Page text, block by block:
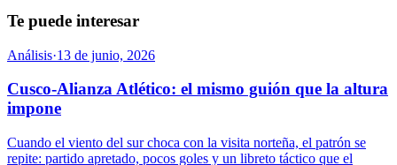
Te puede interesar
Análisis·13 de junio, 2026
Cusco-Alianza Atlético: el mismo guión que la altura
impone
Cuando el viento del sur choca con la visita norteña, el patrón se
repite: partido apretado, pocos goles y un libreto táctico que el